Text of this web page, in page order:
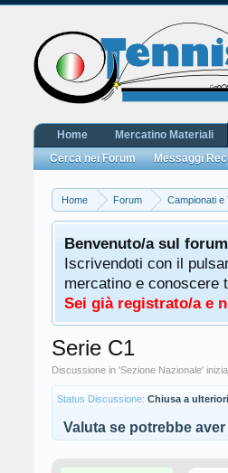
Home Forum Campionati e
Benvenuto/a sul
Iscrivendoti con il
mercatino e conoscere
Sei già registrato/a e
Serie C1
Discussione in 'Sezione Nazionale'
Status Discussione: Chiusa a
Valuta se potrebbe
Home Mercatino Materiali
Cerca nei Forum
Messaggi